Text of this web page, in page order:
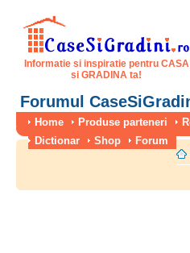
Informatie si inspiratie pentru CASA
si GRADINA ta!
Forumul
Home Produse parteneri
Dictionar
Shop Forum